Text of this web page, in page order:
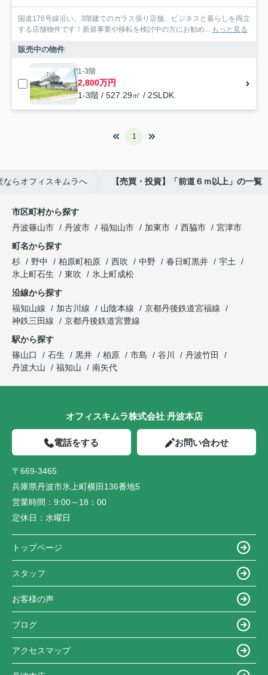
国道176号線沿い、3階建てのガラス張り店舗。ビジネスと暮らしを両立
する店舗物件です！新規事業や移転を検討中の方にお勧め... もっと見る
販売中の物件
1-3階
2,800万円
1-3階 / 527.29㎡ / 2SLDK
1
ならオフィスキムラへ 【売買・投資】「前道６ｍ以上」の一覧
市区町村から探す
丹波篠山市
丹波市 福知山市 加東市 西脇市
宮津市
町名から探す
杉
野中 柏原町柏原 西吹 中野 春日町黒井
宇土
氷上町石生
東吹
氷上町成松
沿線から探す
福知山線
加古川線 山陰本線
京都丹後鉄道宮福線
神鉄三田線
京都丹後鉄道宮豊線
駅から探す
篠山口
石生 黒井 柏原 市島 谷川
丹波竹田
丹波大山
福知山 南矢代
オフィスキムラ株式会社 丹波本店
電話をする お問い合わせ
〒669-3465
兵庫県丹波市氷上町横田136番地5
営業時間： 9:00～18：00
定休日： 水曜日
トップページ
スタッフ
お客様の声
ブログ
アクセスマップ